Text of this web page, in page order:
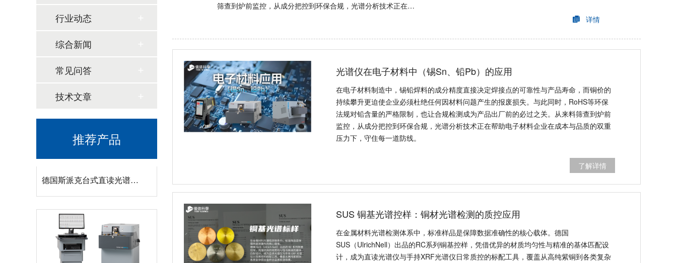
筛查到炉前监控，从成分把控到环保合规，光谱分析技术正在…
详情
光谱仪在电子材料中（锡Sn、铅Pb）的应用
在电子材料制造中，锡铅焊料的成分精度直接决定焊接点的可靠性与产品寿命，而铜价的
持续攀升更迫使企业必须杜绝任何因材料问题产生的报废损失。与此同时，RoHS等环保
法规对铅含量的严格限制，也让合规检测成为产品出厂前的必过之关。从来料筛查到炉前
监控，从成分把控到环保合规，光谱分析技术正在帮助电子材料企业在成本与品质的双重
压力下，守住每一道防线。
了解详情
SUS 铜基光谱控样：铜材光谱检测的质控应用
在金属材料光谱检测体系中，标准样品是保障数据准确性的核心载体。德国
SUS（UlrichNell）出品的RC系列铜基控样，凭借优异的材质均匀性与精准的基体匹配设
计，成为直读光谱仪与手持XRF光谱仪日常质控的标配工具，覆盖从高纯紫铜到各类复杂
行业动态
综合新闻
常见问答
技术文章
推荐产品